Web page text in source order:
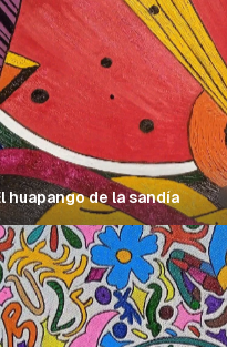
huapango de la sandía